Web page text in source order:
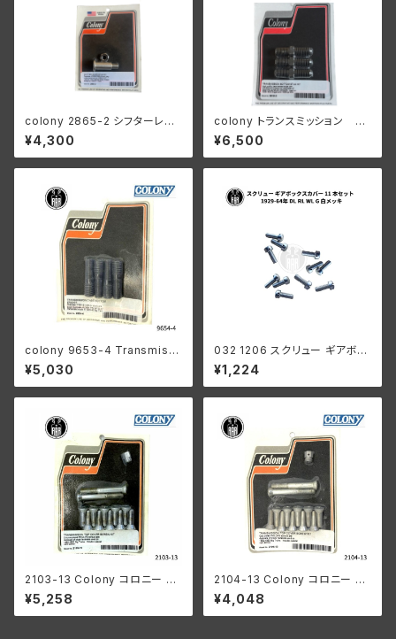
colony 2865-2 シフターレバ
ースタッド ハーレー 1916-193
6オールモデル 1936 61” 以外
陸王
¥4,300
colony トランスミッション ボ
トム スタッドキット 26年以降
45"s
¥6,500
colony 9653-4 Transmissi
on case bottom stud kit
¥5,030
032 1206 スクリュー ギアボッ
クスカバーセット 11本入 白メッ
キ
¥1,224
2103-13 Colony コロニー ト
ランスミッション トップカバー ス
クリュー キット ハーレーダビッ
ドソン 1950-1953年 ビッグツ
¥5,258
2104-13 Colony コロニー ト
ランスミッション トップ カバー
スクリュー キット ハーレーダビ
ッドソン 1950-53年 ビッグツイ
¥4,048